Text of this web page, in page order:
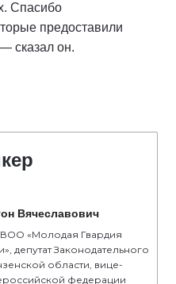
Спасибо
предоставили
сказал он.
Вячеславович
ВОО «Молодая Гвардия
депутат Законодательного
области, вице-
федерации